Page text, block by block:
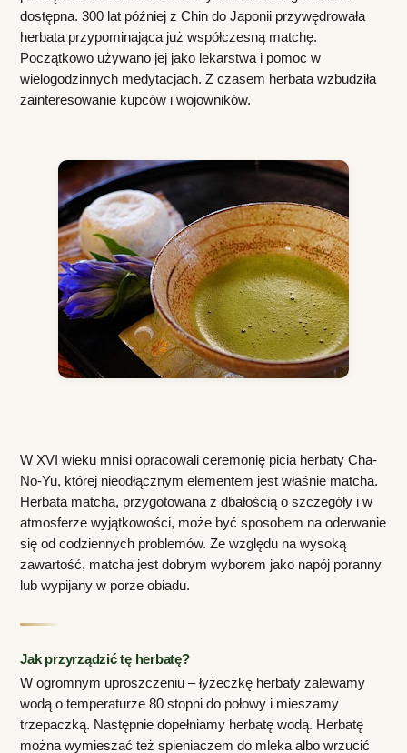
dostępna. 300 lat później z Chin do Japonii przywędrowała
herbata przypominająca już współczesną matchę.
Początkowo używano jej jako lekarstwa i pomoc w
wielogodzinnych medytacjach. Z czasem herbata wzbudziła
zainteresowanie kupców i wojowników.
W XVI wieku mnisi opracowali ceremonię picia herbaty Cha-
No-Yu, której nieodłącznym elementem jest właśnie matcha.
Herbata matcha, przygotowana z dbałością o szczegóły i w
atmosferze wyjątkowości, może być sposobem na oderwanie
się od codziennych problemów. Ze względu na wysoką
zawartość, matcha jest dobrym wyborem jako napój poranny
lub wypijany w porze obiadu.
Jak przyrządzić tę herbatę?
W ogromnym uproszczeniu – łyżeczkę herbaty zalewamy
wodą o temperaturze 80 stopni do połowy i mieszamy
trzepaczką. Następnie dopełniamy herbatę wodą. Herbatę
można wymieszać też spieniaczem do mleka albo wrzucić